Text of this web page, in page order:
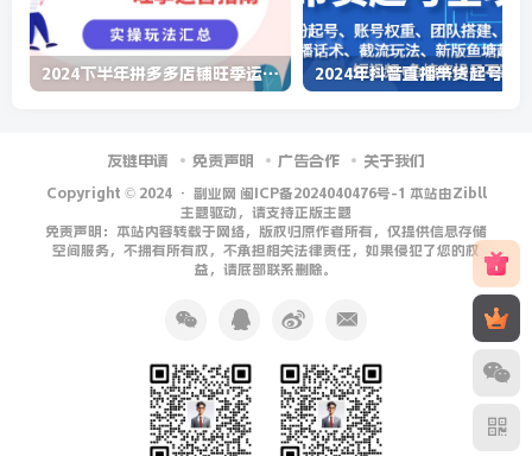
2024下半年拼多多店铺旺季运营指南：实操玩法汇总（8节课）
友链申请 免责声明 广告合作 关于我们
Copyright © 2024 · 副业网 闽ICP备2024040476号-1 本站由Zibll
主题驱动，请支持正版主题
免责声明：本站内容转载于网络，版权归原作者所有，仅提供信息存储
空间服务，不拥有所有权，不承担相关法律责任，如果侵犯了您的权
益，请底部联系删除。